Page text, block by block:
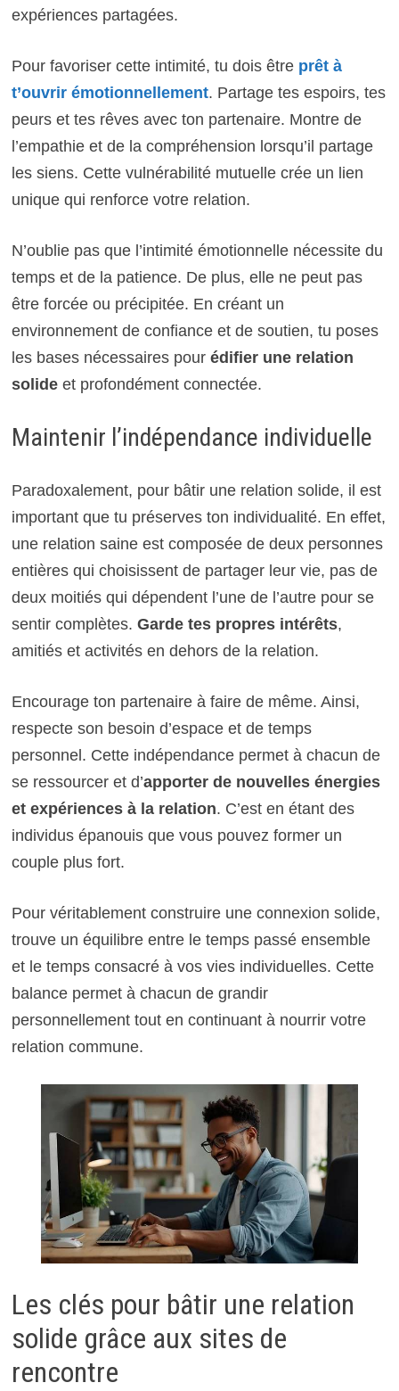
expériences partagées.
Pour favoriser cette intimité, tu dois être prêt à
t’ouvrir émotionnellement. Partage tes espoirs, tes
peurs et tes rêves avec ton partenaire. Montre de
l’empathie et de la compréhension lorsqu’il partage
les siens. Cette vulnérabilité mutuelle crée un lien
unique qui renforce votre relation.
N’oublie pas que l’intimité émotionnelle nécessite du
temps et de la patience. De plus, elle ne peut pas
être forcée ou précipitée. En créant un
environnement de confiance et de soutien, tu poses
les bases nécessaires pour édifier une relation
solideet profondément connectée.
Maintenir l’indépendance individuelle
Paradoxalement, pour bâtir une relation solide, il est
important que tu préserves ton individualité. En effet,
une relation saine est composée de deux personnes
entières qui choisissent de partager leur vie, pas de
deux moitiés qui dépendent l’une de l’autre pour se
sentir complètes. Garde tes propres intérêts,
amitiés et activités en dehors de la relation.
Encourage ton partenaire à faire de même. Ainsi,
respecte son besoin d’espace et de temps
personnel. Cette indépendance permet à chacun de
se ressourcer et d’apporter de nouvelles énergies
et expériences à la relation. C’est en étant des
individus épanouis que vous pouvez former un
couple plus fort.
Pour véritablement construire une connexion solide,
trouve un équilibre entre le temps passé ensemble
et le temps consacré à vos vies individuelles. Cette
balance permet à chacun de grandir
personnellement tout en continuant à nourrir votre
relation commune.
Les clés pour bâtir une relation
solide grâce aux sites de
rencontre